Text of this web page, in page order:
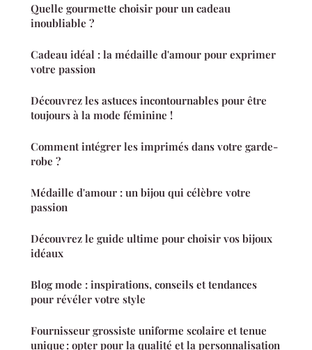
Quelle gourmette choisir pour un cadeau
inoubliable ?
Cadeau idéal : la médaille d'amour pour exprimer
votre passion
Découvrez les astuces incontournables pour être
toujours à la mode féminine !
Comment intégrer les imprimés dans votre garde-
robe ?
Médaille d'amour : un bijou qui célèbre votre
passion
Découvrez le guide ultime pour choisir vos bijoux
idéaux
Blog mode : inspirations, conseils et tendances
pour révéler votre style
Fournisseur grossiste uniforme scolaire et tenue
unique : opter pour la qualité et la personnalisation